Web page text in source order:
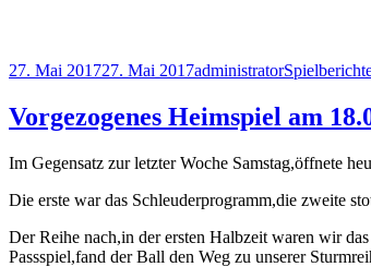
Veröffentlicht
27. Mai 201727. Mai 2017Autor
administratorKategorien
Vorgezogenes Heimspiel am
Im Gegensatz zur letzter Woche Samstag,öffnete
Die erste war das Schleuderprogramm,die zweite
Der Reihe nach,in der ersten Halbzeit waren wir
Passspiel,fand der Ball den Weg zu unserer